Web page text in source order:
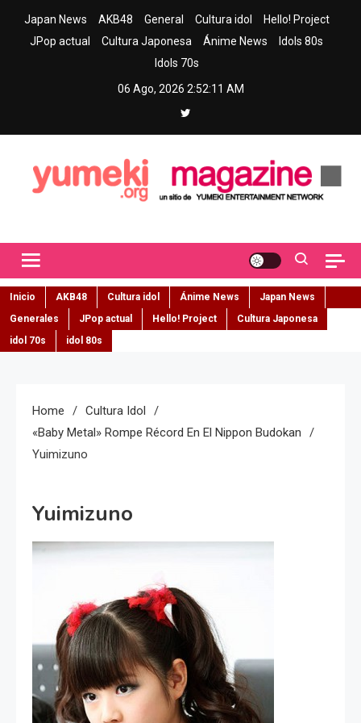
Japan News AKB48 General Cultura idol
Hello! Project
JPop actual
Cultura Japonesa Ánime News
Idols 80s
Idols 70s
06 Ago, 2026 2:52:12 AM
Inicio AKB48 Cultura idol Ánime News
Japan News
Generales
JPop actual Hello! Project
Cultura Japonesa
idol 70s
idol 80s
Home
Cultura Idol
«Baby Metal» Rompe Récord En El Nippon Budokan
Yuimizuno
Yuimizuno